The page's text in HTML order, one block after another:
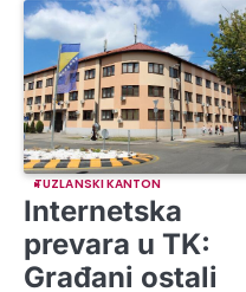
TUZLANSKI KANTON
Internetska
prevara u TK:
Građani ostali